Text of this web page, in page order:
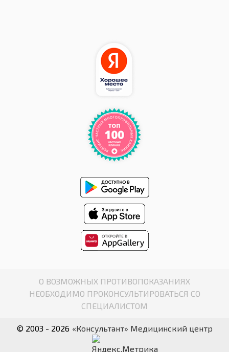
О ВОЗМОЖНЫХ ПРОТИВОПОКАЗАНИЯХ
НЕОБХОДИМО ПРОКОНСУЛЬТИРОВАТЬСЯ СО
СПЕЦИАЛИСТОМ
© 2003 - 2026 «Консультант» Медицинский центр